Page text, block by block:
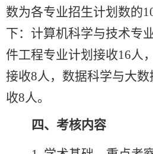
数为各专业招生计划数的
下： 计算机科学与技术专
件工程专业计划接收16人，
接收8人 ， 数据科学与大数
收8人。
四、 考核内容